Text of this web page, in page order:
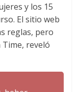
y los 15
El sitio web
reglas, pero
reveló